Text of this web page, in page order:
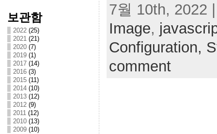
보관함
2022(25)
2021(21)
2020(7)
2019(1)
2017(14)
2016(3)
2015(11)
2014(10)
2013(12)
2012(9)
2011(12)
2010(13)
2009(10)
7월 10th, 2022
Image,
Configuration,
comment